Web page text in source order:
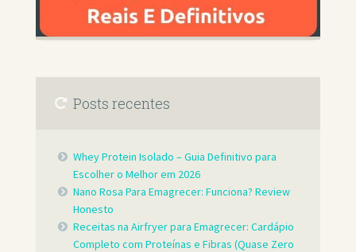
Posts recentes
Whey Protein Isolado – Guia Definitivo para
Escolher o Melhor em 2026
Nano Rosa Para Emagrecer: Funciona? Review
Honesto
Receitas na Airfryer para Emagrecer: Cardápio
Completo com Proteínas e Fibras (Quase Zero